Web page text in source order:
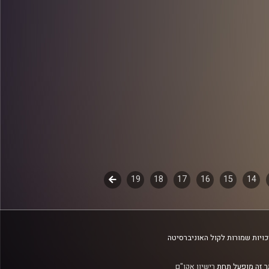
14
15
16
17
18
19
לשלב
שמורות לקול האוניברסיטה
זה מופעל תחת רישיון אקו"ם